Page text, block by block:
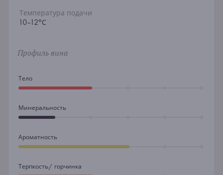
Температура подачи
10-12°С
Профиль вина
Тело
Минеральность
Ароматность
Терпкость/ горчинка